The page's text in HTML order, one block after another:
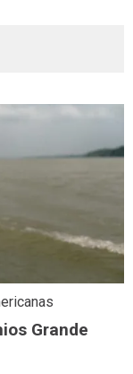
Grande